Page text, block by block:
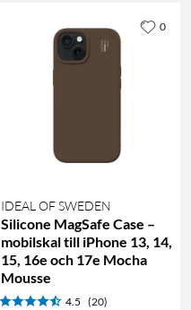
IDEAL OF SWEDEN
Silicone MagSafe Case –
mobilskal till iPhone 13, 14,
15, 16e och 17e Mocha
Mousse
4.5 (20)
0